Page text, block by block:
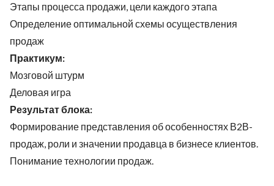
Этапы процесса продажи, цели каждого этапа
Определение оптимальной схемы осуществления
продаж
Практикум:
Мозговой штурм
Деловая игра
Результат блока:
Формирование представления об особенностях В2В-
продаж, роли и значении продавца в бизнесе клиентов.
Понимание технологии продаж.